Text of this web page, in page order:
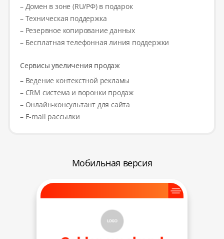
– Домен в зоне (RU/РФ) в подарок
– Техническая поддержка
– Резервное копирование данных
– Бесплатная телефонная линия поддержки
Сервисы увеличения продаж
– Ведение контекстной рекламы
– CRM система и воронки продаж
– Онлайн-консультант для сайта
– E-mail рассылки
Мобильная версия